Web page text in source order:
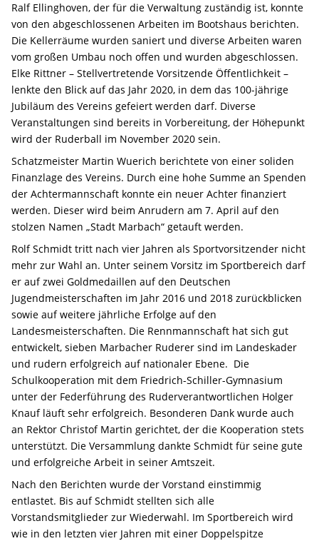
Ralf Ellinghoven, der für die Verwaltung zuständig ist, konnte
von den abgeschlossenen Arbeiten im Bootshaus berichten.
Die Kellerräume wurden saniert und diverse Arbeiten waren
vom großen Umbau noch offen und wurden abgeschlossen.
Elke Rittner – Stellvertretende Vorsitzende Öffentlichkeit –
lenkte den Blick auf das Jahr 2020, in dem das 100-jährige
Jubiläum des Vereins gefeiert werden darf. Diverse
Veranstaltungen sind bereits in Vorbereitung, der Höhepunkt
wird der Ruderball im November 2020 sein.
Schatzmeister Martin Wuerich berichtete von einer soliden
Finanzlage des Vereins. Durch eine hohe Summe an Spenden
der Achtermannschaft konnte ein neuer Achter finanziert
werden. Dieser wird beim Anrudern am 7. April auf den
stolzen Namen „Stadt Marbach“ getauft werden.
Rolf Schmidt tritt nach vier Jahren als Sportvorsitzender nicht
mehr zur Wahl an. Unter seinem Vorsitz im Sportbereich darf
er auf zwei Goldmedaillen auf den Deutschen
Jugendmeisterschaften im Jahr 2016 und 2018 zurückblicken
sowie auf weitere jährliche Erfolge auf den
Landesmeisterschaften. Die Rennmannschaft hat sich gut
entwickelt, sieben Marbacher Ruderer sind im Landeskader
und rudern erfolgreich auf nationaler Ebene. Die
Schulkooperation mit dem Friedrich-Schiller-Gymnasium
unter der Federführung des Ruderverantwortlichen Holger
Knauf läuft sehr erfolgreich. Besonderen Dank wurde auch
an Rektor Christof Martin gerichtet, der die Kooperation stets
unterstützt. Die Versammlung dankte Schmidt für seine gute
und erfolgreiche Arbeit in seiner Amtszeit.
Nach den Berichten wurde der Vorstand einstimmig
entlastet. Bis auf Schmidt stellten sich alle
Vorstandsmitglieder zur Wiederwahl. Im Sportbereich wird
wie in den letzten vier Jahren mit einer Doppelspitze